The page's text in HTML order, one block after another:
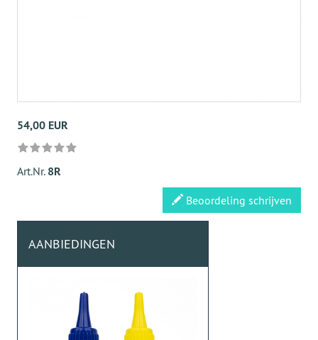
54,00 EUR
Art.Nr. 8R
Beoordeling schrijven
AANBIEDINGEN